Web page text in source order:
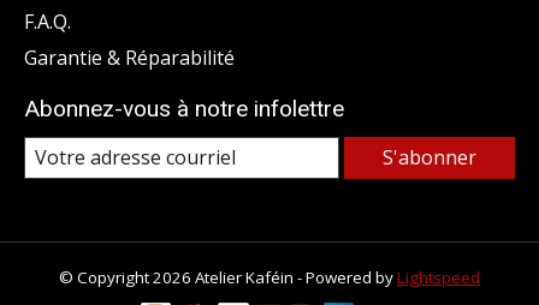
F.A.Q.
Garantie & Réparabilité
Abonnez-vous à notre infolettre
S'abonner
© Copyright 2026 Atelier Kaféin - Powered byLightspeed